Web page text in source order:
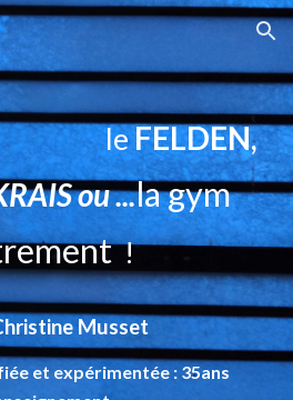
Skip to navigation
leFELDEN,
ou ...la gym
!
Musset
et expérimentée : 35ans